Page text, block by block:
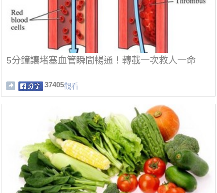
5分鐘讓堵塞血管瞬間暢通！轉載一次救人一命
37405觀看